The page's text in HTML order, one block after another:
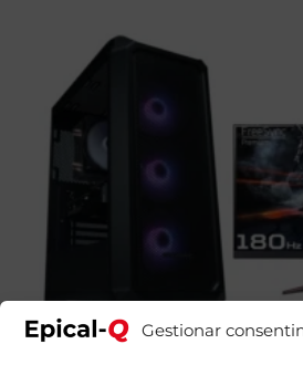
Gestionar